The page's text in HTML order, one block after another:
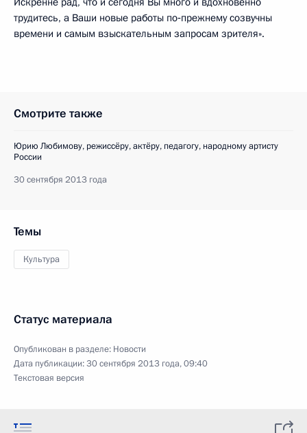
трудитесь, а Ваши новые работы по‑прежнему созвучны
времени и самым взыскательным запросам зрителя».
Смотрите также
Юрию Любимову, режиссёру, актёру, педагогу, народному артисту
России
30 сентября 2013 года
Темы
Культура
Статус материала
Опубликован в разделе: Новости
Дата публикации:30 сентября 2013 года, 09:40
Текстовая версия